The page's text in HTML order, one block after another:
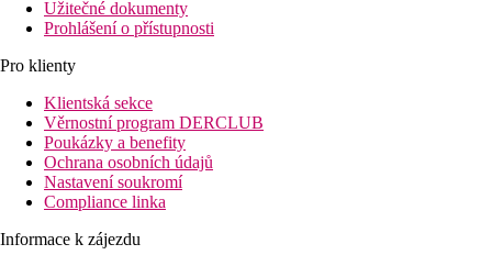
Užitečné dokumenty
Prohlášení o přístupnosti
Pro klienty
Klientská sekce
Věrnostní program DERCLUB
Poukázky a benefity
Ochrana osobních údajů
Nastavení soukromí
Compliance linka
Informace k zájezdu